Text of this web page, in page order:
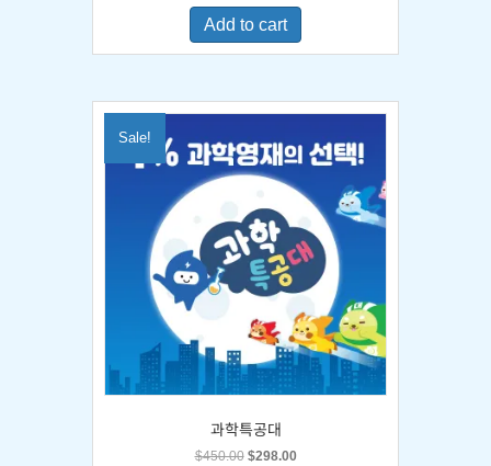
was:
$490.00.
is:
Add to cart
Sale!
과학특공대
$450.00 Original
$298.00Current